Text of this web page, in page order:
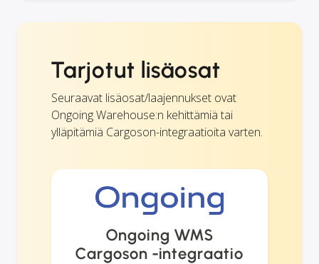
Tarjotut lisäosat
Seuraavat lisäosat/laajennukset ovat
Ongoing Warehouse:n kehittämiä tai
ylläpitämiä Cargoson-integraatioita varten.
Ongoing WMS
Cargoson -integraatio